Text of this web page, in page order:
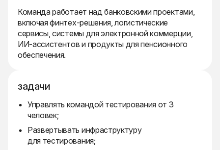
Команда работает над банковскими проектами,
включая финтех-решения, логистические
сервисы, системы для электронной коммерции,
ИИ-ассистентов и продукты для пенсионного
обеспечения.
задачи
Управлять командой тестирования от 3
человек;
Развертывать инфраструктуру
для тестирования;